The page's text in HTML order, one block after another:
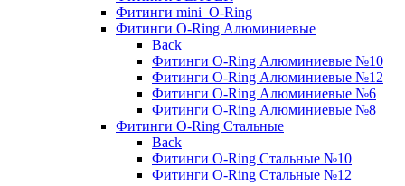
Фитинги mini–O-Ring
Фитинги O-Ring Алюминиевые
Back
Фитинги O-Ring Алюминиевые №10
Фитинги O-Ring Алюминиевые №12
Фитинги O-Ring Алюминиевые №6
Фитинги O-Ring Алюминиевые №8
Фитинги O-Ring Стальные
Back
Фитинги O-Ring Стальные №10
Фитинги O-Ring Стальные №12